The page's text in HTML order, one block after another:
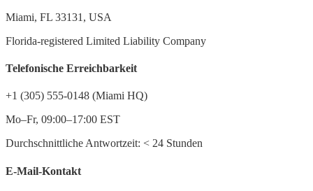
Miami, FL 33131, USA
Florida-registered Limited Liability Company
Telefonische Erreichbarkeit
+1 (305) 555-0148 (Miami HQ)
Mo–Fr, 09:00–17:00 EST
Durchschnittliche Antwortzeit: < 24 Stunden
E-Mail-Kontakt